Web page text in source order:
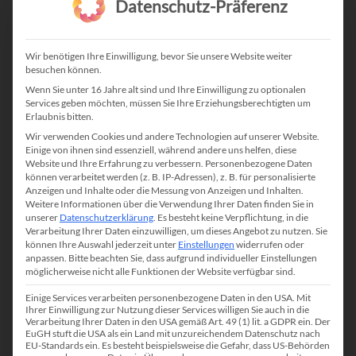
Kundenportal
Dashboard
Mobile Recruiting
Cloud / On-Premise
Reportings
Dokumentenverwaltung
Outlook, Word und Excel Integration
Individuelle Berechtigungen
Rechnungserstellung und Überwachung
Aufwandserfassung
Datenschutz-Präferenz
Wir benötigen Ihre Einwilligung, bevor Sie unsere Website weiter
besuchen können.
Wenn Sie unter 16 Jahre alt sind und Ihre Einwilligung zu optionalen
Services geben möchten, müssen Sie Ihre Erziehungsberechtigten um
Erlaubnis bitten.
Wir verwenden Cookies und andere Technologien auf unserer Website.
Einige von ihnen sind essenziell, während andere uns helfen, diese
Website und Ihre Erfahrung zu verbessern. Personenbezogene Daten
können verarbeitet werden (z. B. IP-Adressen), z. B. für personalisierte
Anzeigen und Inhalte oder die Messung von Anzeigen und Inhalten.
Weitere Informationen über die Verwendung Ihrer Daten finden Sie in
unserer Datenschutzerklärung Es besteht keine Verpflichtung, in die
Verarbeitung Ihrer Daten einzuwilligen, um dieses Angebot zu nutzen. Sie
können Ihre Auswahl jederzeit unter Einstellungen widerrufen oder
anpassen. Bitte beachten Sie, dass aufgrund individueller Einstellungen
möglicherweise nicht alle Funktionen der Website verfügbar sind.
Einige Services verarbeiten personenbezogene Daten in den USA. Mit
Ihrer Einwilligung zur Nutzung dieser Services willigen Sie auch in die
Verarbeitung Ihrer Daten in den USA gemäß Art. 49 (1) lit. a GDPR ein. Der
EuGH stuft die USA als ein Land mit unzureichendem Datenschutz nach
EU-Standards ein. Es besteht beispielsweise die Gefahr, dass US-Behörden